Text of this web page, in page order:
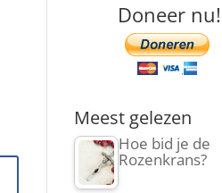
Doneer nu!
Meest gelezen
Hoe bid je de
Rozenkrans?